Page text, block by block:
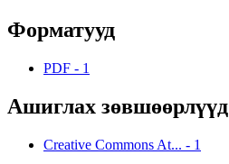
Форматууд
PDF - 1
Ашиглах зөвшөөрлүүд
Creative Commons At... - 1